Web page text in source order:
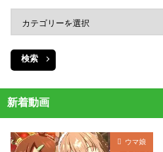
検索
新着動画
ウマ娘